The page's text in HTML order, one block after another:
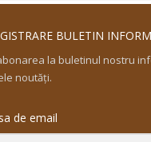
BULETIN
la buletinul nostru
noutăţi.
de email